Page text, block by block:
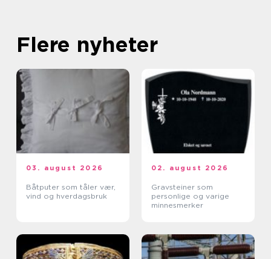
Flere nyheter
03. august 2026
Båtputer som tåler vær,
vind og hverdagsbruk
02. august 2026
Gravsteiner som
personlige og varige
minnesmerker